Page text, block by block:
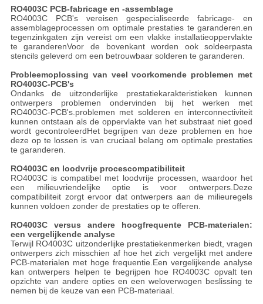
RO4003C PCB-fabricage en -assemblage
RO4003C PCB's vereisen gespecialiseerde fabricage- en
assemblageprocessen om optimale prestaties te garanderen.en
tegenzinkgaten zijn vereist om een vlakke installatieoppervlakte
te garanderenVoor de bovenkant worden ook soldeerpasta
stencils geleverd om een betrouwbaar solderen te garanderen.
Probleemoplossing van veel voorkomende problemen met
RO4003C-PCB's
Ondanks de uitzonderlijke prestatiekarakteristieken kunnen
ontwerpers problemen ondervinden bij het werken met
RO4003C-PCB's.problemen met solderen en interconnectiviteit
kunnen ontstaan als de oppervlakte van het substraat niet goed
wordt gecontroleerdHet begrijpen van deze problemen en hoe
deze op te lossen is van cruciaal belang om optimale prestaties
te garanderen.
RO4003C en loodvrije procescompatibiliteit
RO4003C is compatibel met loodvrije processen, waardoor het
een milieuvriendelijke optie is voor ontwerpers.Deze
compatibiliteit zorgt ervoor dat ontwerpers aan de milieuregels
kunnen voldoen zonder de prestaties op te offeren.
RO4003C versus andere hoogfrequente PCB-materialen:
een vergelijkende analyse
Terwijl RO4003C uitzonderlijke prestatiekenmerken biedt, vragen
ontwerpers zich misschien af hoe het zich vergelijkt met andere
PCB-materialen met hoge frequentie.Een vergelijkende analyse
kan ontwerpers helpen te begrijpen hoe RO4003C opvalt ten
opzichte van andere opties en een weloverwogen beslissing te
nemen bij de keuze van een PCB-materiaal.